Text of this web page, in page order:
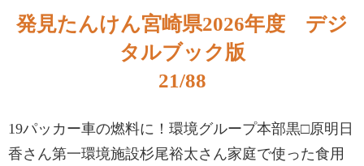
発見たんけん宮崎県2026年度 デジ
タルブック版
21/88
19パッカー車の燃料に！環境グループ本部黒□原明日
香さん第一環境施設杉尾裕太さん家庭で使った食用